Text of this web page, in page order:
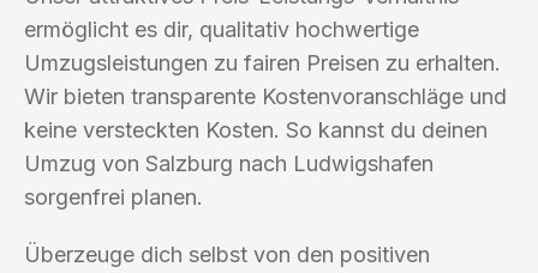
ermöglicht es dir, qualitativ hochwertige
Umzugsleistungen zu fairen Preisen zu erhalten.
Wir bieten transparente Kostenvoranschläge und
keine versteckten Kosten. So kannst du deinen
Umzug von Salzburg nach Ludwigshafen
sorgenfrei planen.
Überzeuge dich selbst von den positiven